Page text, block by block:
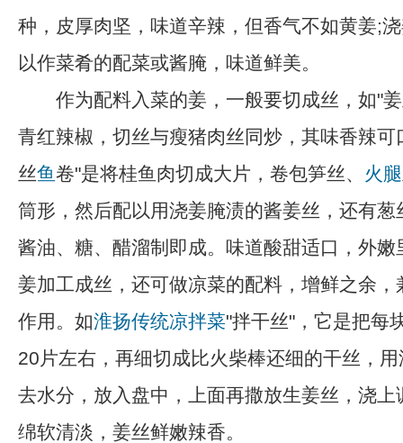
种，皮厚肉坚，味道辛辣，但香气不如黄姜;
以作菜肴的配菜或酱腌，味道鲜美。
作为配料入菜的姜，一般要切成丝，如"姜
青红辣椒，切丝与瘦猪肉丝同炒，其味香辣可
丝鱼卷"是将桂鱼肉切成大片，卷包笋丝、 火腿
筒形，然后配以用浇姜腌渍的酱姜丝，还有
酱油、糖、醋溜制即成。味道酸甜适口，外嫩
姜加工成丝，还可做凉菜的配料，增鲜之余，
作用。如淮扬传统凉拌菜"拌干丝"，它是把每
20片左右，再细切成比火柴棒还细的干丝，
去水分，放入盘中，上面再撒放生姜丝，浇上
绵软清淡，姜丝鲜嫩辣香。